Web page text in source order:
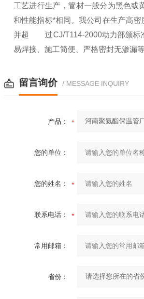
工艺进行生产，管材一般分为黑色
和性能指标*相同。我公司在生产高
并超 过CJ/T114-2000动力部颁标准
易焊接、施工简便、严格密封无渗
留言询价 / MESSAGE INQUIRY
产品：
您的单位：
您的姓名：
联系电话：
常用邮箱：
省份：